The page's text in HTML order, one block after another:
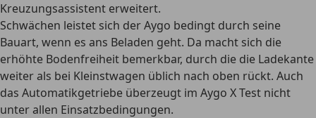
Kreuzungsassistent erweitert.
Schwächen leistet sich der Aygo bedingt durch seine
Bauart, wenn es ans Beladen geht. Da macht sich die
erhöhte Bodenfreiheit bemerkbar, durch die die Ladekante
weiter als bei Kleinstwagen üblich nach oben rückt. Auch
das Automatikgetriebe überzeugt im Aygo X Test nicht
unter allen Einsatzbedingungen.